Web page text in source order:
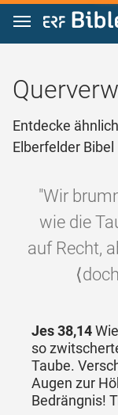
Zum Inhalt springen
Entdecke
Elberfelder Bibel
"Wir
wie die
auf Recht,
Jes 38,14
so
Taube.
Augen zur
Bedrängnis!